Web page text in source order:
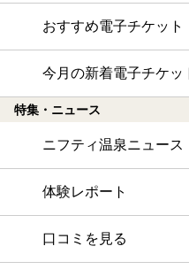
おすすめ電子チケット
今月の新着電子チケッ
特集・ニュース
ニフティ温泉ニュース
体験レポート
口コミを見る